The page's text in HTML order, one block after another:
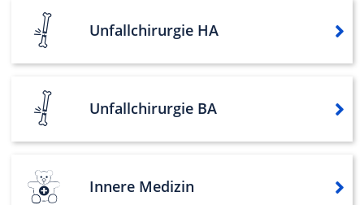
Unfallchirurgie HA
Unfallchirurgie BA
Innere Medizin